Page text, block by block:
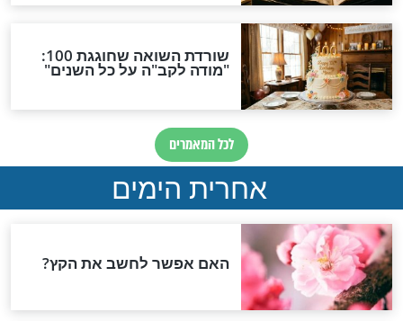
וארמית:
השם "אלול"
סיפור נפלא לחודש אלול
לי - הרצאה
אלול